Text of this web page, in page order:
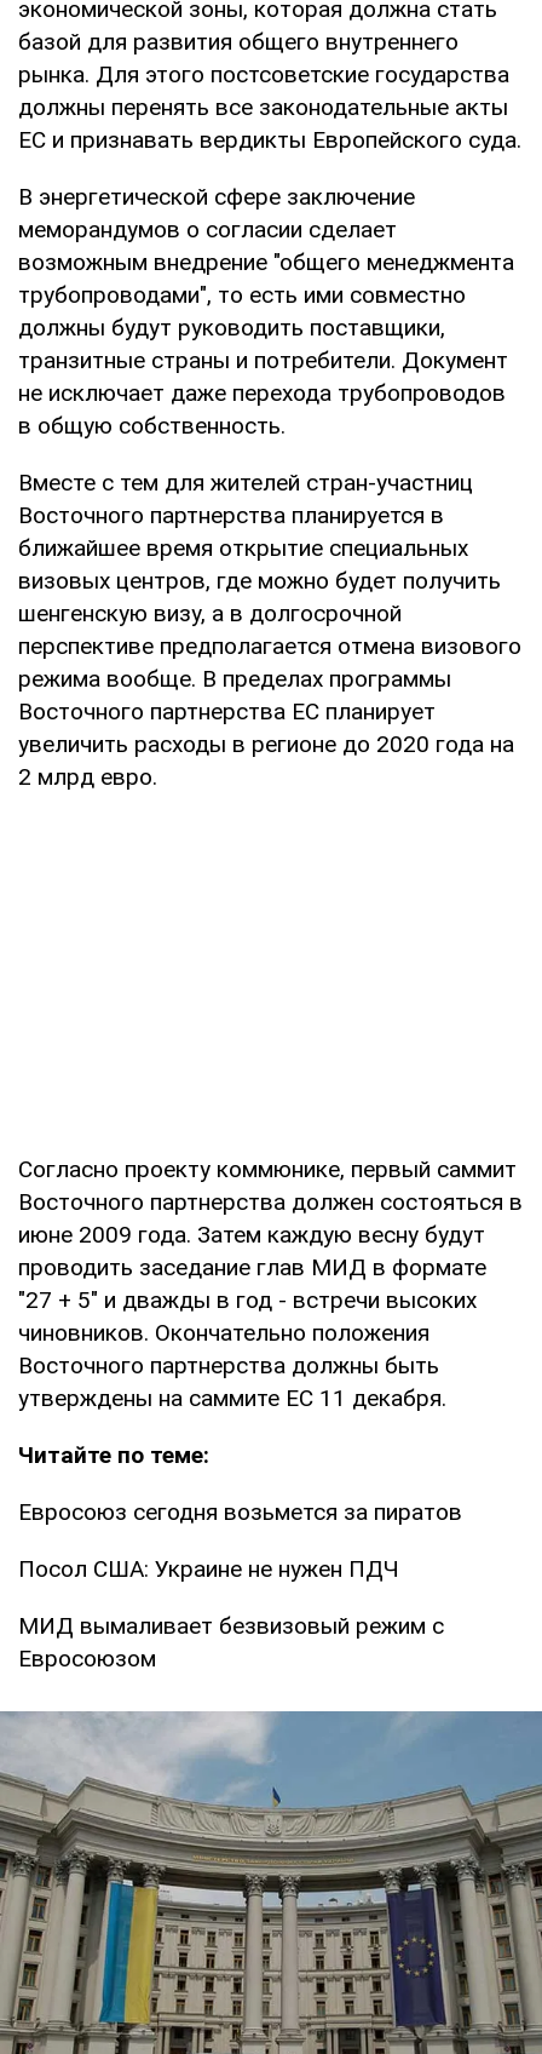
экономической зоны, которая должна стать
базой для развития общего внутреннего
рынка. Для этого постсоветские государства
должны перенять все законодательные акты
ЕС и признавать вердикты Европейского суда.
В энергетической сфере заключение
меморандумов о согласии сделает
возможным внедрение "общего менеджмента
трубопроводами", то есть ими совместно
должны будут руководить поставщики,
транзитные страны и потребители. Документ
не исключает даже перехода трубопроводов
в общую собственность.
Вместе с тем для жителей стран-участниц
Восточного партнерства планируется в
ближайшее время открытие специальных
визовых центров, где можно будет получить
шенгенскую визу, а в долгосрочной
перспективе предполагается отмена визового
режима вообще. В пределах программы
Восточного партнерства ЕС планирует
увеличить расходы в регионе до 2020 года на
2 млрд евро.
Согласно проекту коммюнике, первый саммит
Восточного партнерства должен состояться в
июне 2009 года. Затем каждую весну будут
проводить заседание глав МИД в формате
"27 + 5" и дважды в год - встречи высоких
чиновников. Окончательно положения
Восточного партнерства должны быть
утверждены на саммите ЕС 11 декабря.
Читайте по теме:
Евросоюз сегодня возьмется за пиратов
Посол США: Украине не нужен ПДЧ
МИД вымаливает безвизовый режим с
Евросоюзом